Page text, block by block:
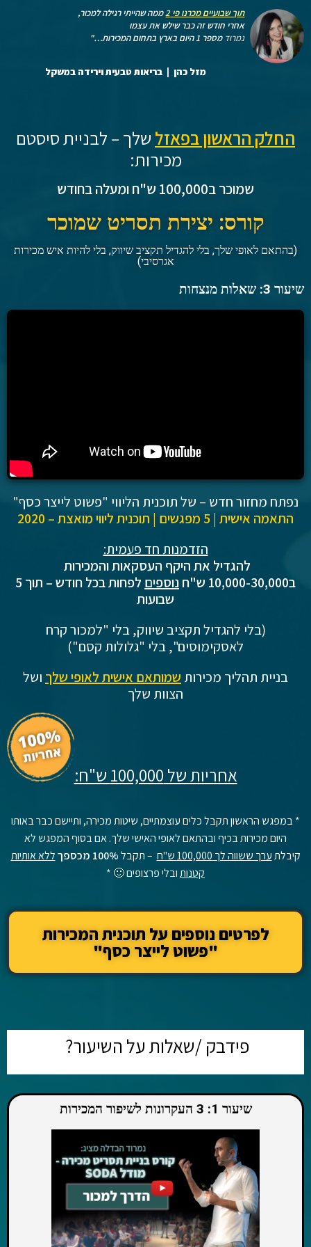
תוך שבועיים מכרנו פי 2 ממה שהייתי רגילה למכור,
אחרי חודש זה כבר שילשאת עצמו
נמרודמספר 1 היום בארץ בתחום המכירות …"
מזל כהן| בריאות טבעית וירידה במשקל
החלק הראשון בפאזל שלך – לבניית סיסטם
מכירות:
שמוכר ב100,000 ש"ח ומעלה בחודש
קורס: יצירת תסריט שמוכר
(בהתאם לאופי שלך, בלי להגדיל תקציב שיווק, בלי להיות איש מכירות
אגרסיבי)
שיעור 1: 3 העקרונות לשיפור המכירות
שיעור 3: שאלות מנצחות
נפתח מחזור חדש – של תוכנית הליווי "פשוט לייצר כסף"
התאמה אישית | 5 מפגשים | תוכנית ליווי מואצת – 2020
הזדמנות חד פעמית:
להגדיל את היקף העסקאות והמכירות
ב10,000-30,000 ש"ח
נוספים
לפחות בכל חודש – תוך 5
שבועות
(בלי להגדיל תקציב שיווק, בלי "למכור קרח
לאסקימוסים", בלי "גלולות קסם")
בניית תהליך מכירות שמותאם אישית לאופי שלך ושל
הצוות שלך
אחריות של 100,000 ש"ח:
* במפגש הראשון תקבל כלים עוצמתיים, שיטות מכירה, ותיישם כבר באותו
היום מכירות בכיף ובהתאם לאופי האישי שלך. אם בסוף המפגש לא
קיבלתערך ששווה לך 100,000 ש"ח – תקבל100% מכספך
ללא אותיות
קטנותובלי פרצופים 🙂 *
לפרטים נוספים על תוכנית המכירות
"פשוט לייצר כסף"
פידבק /שאלות על השיעור?